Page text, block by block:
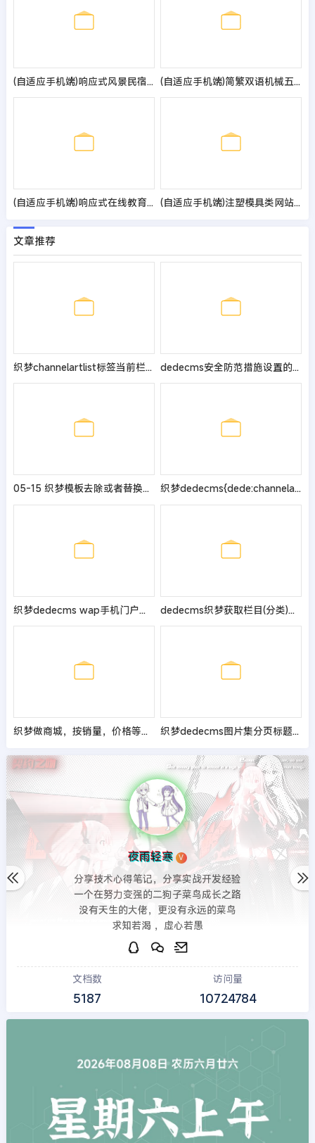
(自适应手机端)响应式风景民宿pbootcms网站模板 大气全屏旅游景区网站源码 (自适应手机端)简繁双语机械五金设备企业网站pbootcms模板 通用型矿山矿石设备网站源码
(自适应手机端)响应式在线教育培训类网站pbootcms模板 教育培训机构网站源码 (自适应手机端)注塑模具类网站模板 模型模具网站源码
文章推荐
织梦channelartlist标签当前栏目高亮，实现自动加载当前栏目CSS样式 dedecms安全防范措施设置的集锦大全
05-15 织梦模板去除或者替换Dedecms提示信息的方法 织梦dedecms{dede:channelartlist}标签栏目循环序号调用方法
织梦dedecms wap手机门户站点首页不更新的解决方法 dedecms织梦获取栏目(分类)的文章数量的方法
织梦做商城，按销量，价格等自定义模型字段排序列表解决方案 织梦dedecms图片集分页标题显示为注释信息的方法
夜雨轻寒 V
分享技术心得笔记，分享实战开发经验
一个在努力变强的二狗子菜鸟成长之路
没有天生的大佬，更没有永远的菜鸟
求知若渴 ，虚心若愚
文档数
5187
访问量
10724784